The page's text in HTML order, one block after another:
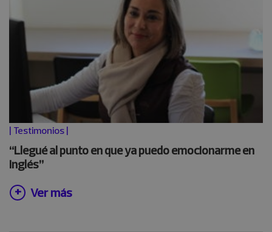
| Testimonios |
“Llegué al punto en que ya puedo emocionarme en
inglés”
Ver más